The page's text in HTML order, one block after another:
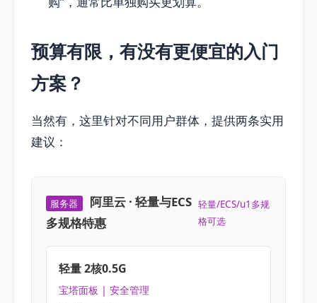
预算有限，有没有更便宜的入门
方案？
当然有，这里针对不同用户群体，提供两条实用
建议：
服务器
阿里云 · 轻量与ECS
多规格特惠
轻量/ECS/u1多规
格可选
轻量 2核0.5G
宝塔面板 | 安全管理